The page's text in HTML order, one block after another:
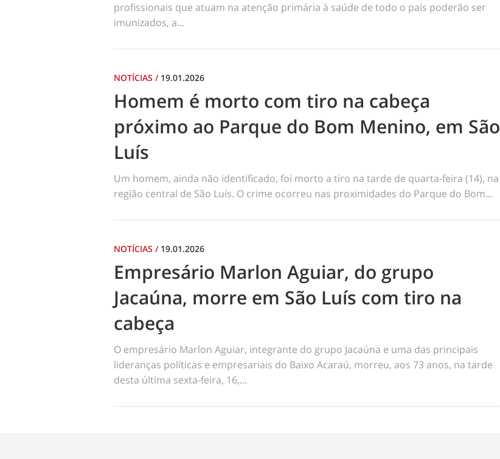
profissionais que atuam na atenção primária à saúde de todo o país poderão ser
imunizados, a...
NOTÍCIAS / 19.01.2026
Homem é morto com tiro na cabeça
próximo ao Parque do Bom Menino, em São
Luís
Um homem, ainda não identificado, foi morto a tiro na tarde de quarta-feira (14), na
região central de São Luís. O crime ocorreu nas proximidades do Parque do Bom...
NOTÍCIAS / 19.01.2026
Empresário Marlon Aguiar, do grupo
Jacaúna, morre em São Luís com tiro na
cabeça
O empresário Marlon Aguiar, integrante do grupo Jacaúna e uma das principais
lideranças políticas e empresariais do Baixo Acaraú, morreu, aos 73 anos, na tarde
desta última sexta-feira, 16,...